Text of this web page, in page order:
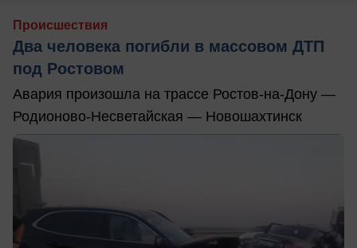
Происшествия
Два человека погибли в массовом ДТП
под Ростовом
Авария произошла на трассе Ростов-на-Дону —
Родионово-Несветайская — Новошахтинск